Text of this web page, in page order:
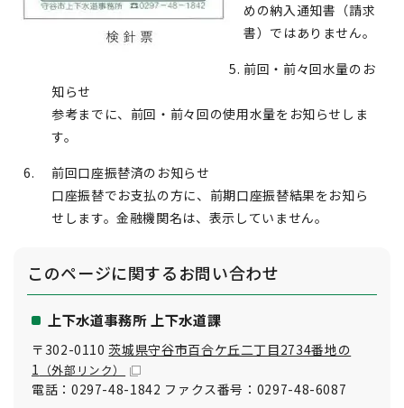
めの納入通知書（請求
書）ではありません。
前回・前々回水量のお
知らせ
参考までに、前回・前々回の使用水量をお知らせしま
す。
前回口座振替済のお知らせ
口座振替でお支払の方に、前期口座振替結果をお知ら
せします。金融機関名は、表示していません。
このページに関するお問い合わせ
上下水道事務所 上下水道課
〒302-0110茨城県守谷市百合ケ丘二丁目2734番地の
1 （外部リンク）
電話：0297-48-1842 ファクス番号：0297-48-6087